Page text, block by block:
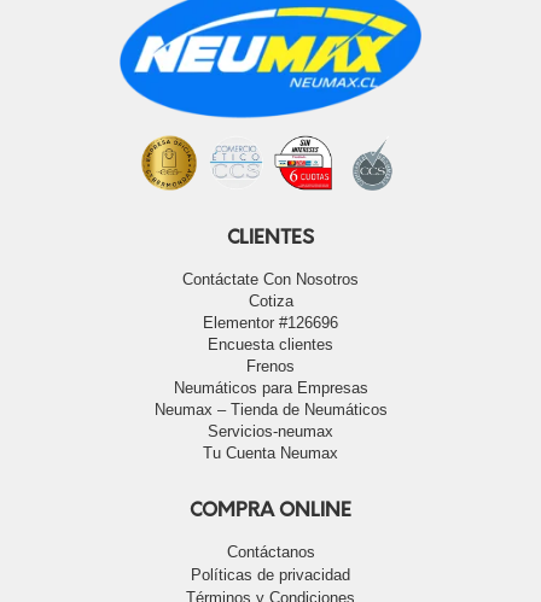
CLIENTES
Contáctate Con Nosotros
Cotiza
Elementor #126696
Encuesta clientes
Frenos
Neumáticos para Empresas
Neumax – Tienda de Neumáticos
Servicios-neumax
Tu Cuenta Neumax
COMPRA ONLINE
Contáctanos
Políticas de privacidad
Términos y Condiciones